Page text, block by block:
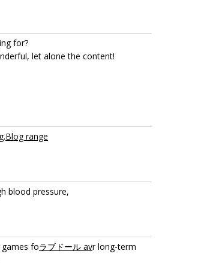
for?
let alone the content!
Blog range
blood pressure,
foラブドール avr long-term